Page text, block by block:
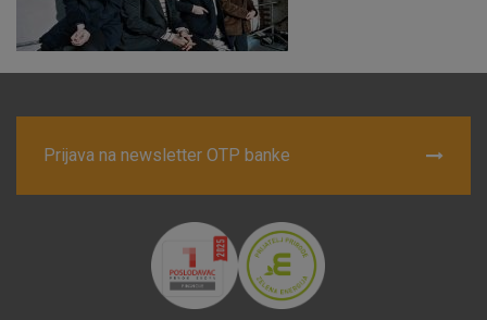
Prijava na newsletter OTP banke
o njima, ali u tom slučaju neki dijelovi stranice neće raditi. Ti
kolačići ne pohranjuju nikakve informacije koje bi vas mogle